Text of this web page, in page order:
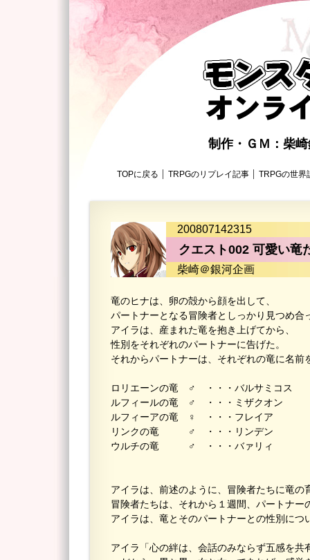
制作・ＧＭ：
TOPに戻る TRPGのリプレイ記事 TRPGの世界
200807142315
クエスト002 可愛い竜
柴崎＠銀河企画
竜のヒナは、卵の殻から顔を出して、
パートナーとなる冒険者としっかり見つめ合
アイラは、産まれた竜を抱き上げてから、
性別をそれぞれのパートナーに告げた。
それからパートナーは、それぞれの竜に名前
ロリエーンの竜 ♂ ・・・バルサミコス
ルフィールの竜 ♂ ・・・ミザクオン
ルフィーアの竜 ♀ ・・・フレイア
リンクの竜 ♂ ・・・リンデン
ウルチの竜 ♂ ・・・バァリィ
アイラは、前述のように、冒険者たちに竜の
冒険者たちは、それから１週間、パートナー
アイラは、竜とそのパートナーとの性別につ
アイラ「心の絆は、会話のみならず五感を共